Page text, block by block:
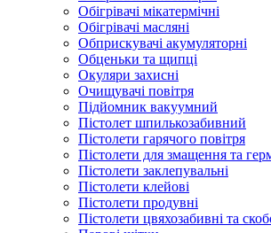
Обігрівачі мікатермічні
Обігрівачі масляні
Обприскувачі акумуляторні
Обценьки та щипці
Окуляри захисні
Очищувачі повітря
Підйомник вакуумний
Пістолет шпилькозабивний
Пістолети гарячого повітря
Пістолети для змащення та
Пістолети заклепувальні
Пістолети клейові
Пістолети продувні
Пістолети цвяхозабивні та